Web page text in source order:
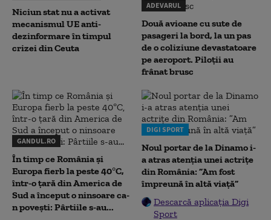
Niciun stat nu a activat
mecanismul UE anti-
dezinformare în timpul
crizei din Ceuta
ADEVARUL
Două avioane cu sute de
pasageri la bord, la un pas
de o coliziune devastatoare
pe aeroport. Piloții au
frânat brusc
GANDUL.RO
În timp ce România și
Europa fierb la peste 40°C,
într-o țară din America de
Sud a început o ninsoare ca-
n povești: Pârtiile s-au...
DIGI SPORT
Noul portar de la Dinamo i-
a atras atenția unei actrițe
din România: ”Am fost
împreună în altă viață”
Descarcă aplicația Digi
Sport